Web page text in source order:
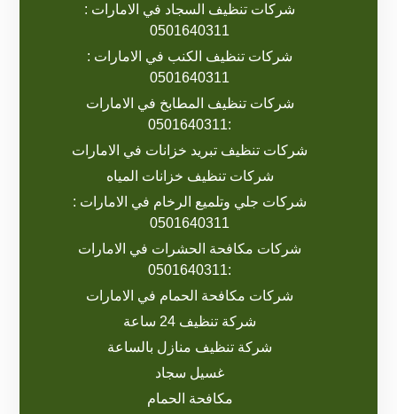
شركات تنظيف السجاد في الامارات :
0501640311
شركات تنظيف الكنب في الامارات :
0501640311
شركات تنظيف المطابخ في الامارات
:0501640311
شركات تنظيف تبريد خزانات في الامارات
شركات تنظيف خزانات المياه
شركات جلي وتلميع الرخام في الامارات :
0501640311
شركات مكافحة الحشرات في الامارات
:0501640311
شركات مكافحة الحمام في الامارات
شركة تنظيف 24 ساعة
شركة تنظيف منازل بالساعة
غسيل سجاد
مكافحة الحمام